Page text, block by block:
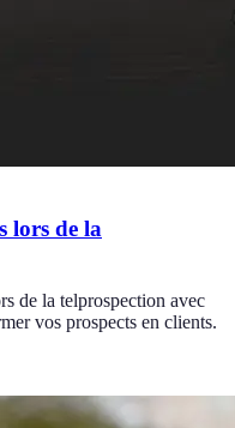
lors de la
de la telprospection avec
vos prospects en clients.